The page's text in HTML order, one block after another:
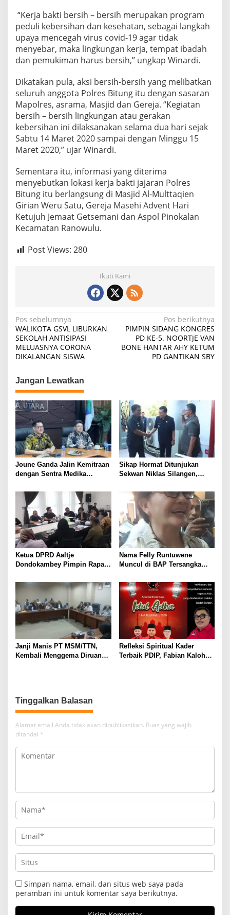
“Kerja bakti bersih – bersih merupakan program
peduli kebersihan dan kesehatan, sebagai langkah
upaya mencegah virus covid-19 agar tidak
menyebar, maka lingkungan kerja, tempat ibadah
dan pemukiman harus bersih,” ungkap Winardi.
Dikatakan pula, aksi bersih-bersih yang melibatkan
seluruh anggota Polres Bitung itu dengan sasaran
Mapolres, asrama, Masjid dan Gereja. “Kegiatan
bersih – bersih lingkungan atau gerakan
kebersihan ini dilaksanakan selama dua hari sejak
Sabtu 14 Maret 2020 sampai dengan Minggu 15
Maret 2020,” ujar Winardi.
Sementara itu, informasi yang diterima
menyebutkan lokasi kerja bakti jajaran Polres
Bitung itu berlangsung di Masjid Al-Multtaqien
Girian Weru Satu, Gereja Masehi Advent Hari
Ketujuh Jemaat Getsemani dan Aspol Pinokalan
Kecamatan Ranowulu.
Post Views: 280
Ikuti Kami
Navigasi
pos
Pos sebelumnya
WALIKOTA GSVL LIBURKAN
SEKOLAH ANTISIPASI
MELUASNYA CORONA
DIKALANGAN SISWA
Pos berikutnya
PIMPIN SIDANG KONGRES
PD KE-5. NOORTJE VAN
BONE HANTAR AHY KETUM
PD GANTIKAN SBY
Jangan Lewatkan
Joune Ganda Jalin Kemitraan
dengan Sentra Medika
Jantung dan Urologi Kelas
Dunia di Minut
Sikap Hormat Ditunjukan
Sekwan Niklas Silangen,
Gubernur dan Wagub YSK-
VICKTORY di DPRD Sulut
Ketua DPRD Aaltje
Dondokambey Pimpin Rapat
Penjadwalan Paripurna
Penyampaian Ranperda LKPJ
Walikota 2025
Nama Felly Runtuwene
Muncul di BAP Tersangka
Korupsi MBG, Felly: Anggap
Saja Iklan Gratis
Janji Manis PT MSM/TTN,
Kembali Menggema Diruang
Refleksi Spiritual Kader
Terbaik PDIP, Fabian Kaloh
Tinggalkan Balasan
Alamat email Anda tidak akan dipublikasikan. Ruas yang wajib
ditandai *
Simpan nama, email, dan situs web saya pada
peramban ini untuk komentar saya berikutnya.